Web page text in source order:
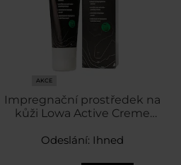
AKCE
Impregnační prostředek na
kůži Lowa Active Creme
Odeslání: Ihned